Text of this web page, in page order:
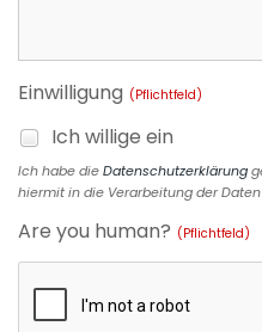
Einwilligung (Pflichtfeld)
Ich willige ein
Ich habe dieDatenschutzerklärung
hiermit in die Verarbeitung der
Are you human? (Pflichtfeld)